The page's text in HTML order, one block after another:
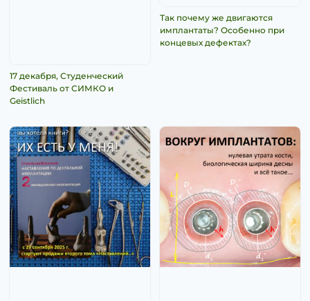
17 декабря, Студенческий
Фестиваль от СИМКО и
Geistlich
Так почему же двигаются
имплантаты? Особенно при
концевых дефектах?